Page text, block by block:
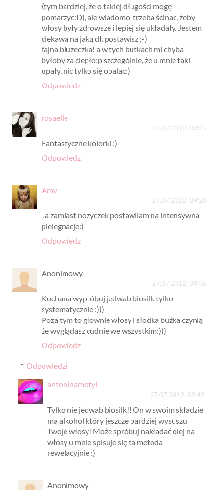
(tym bardziej, że o takiej długości mogę
pomarzyc:D), ale wiadomo, trzeba ścinac, żeby
włosy były zdrowsze i lepiej się układały. Jestem
ciekawa na jaką dł. postawisz ;-)
fajna bluzeczka! a w tych butkach mi chyba
byłoby za ciepło;p szczególnie, że u mnie taki
upały, nic tylko się opalac:)
Odpowiedz
rosaelle
27.07.2012, 09:25
Fantastyczne kolorki :)
Odpowiedz
Amy
27.07.2012, 09:28
Ja zamiast nozyczek postawilam na intensywna
pielegnacje:)
Odpowiedz
Anonimowy
27.07.2012, 09:36
Kochana wypróbuj jedwab biosilk tylko
systematycznie :)))
Poza tym to głownie włosy i słodka buźka czynią
że wyglądasz cudnie we wszystkim:)))
Odpowiedz
Odpowiedzi
antoninamotyl
27.07.2012, 09:49
Tylko nie jedwab biosilk!! On w swoim składzie
ma alkohol który jeszcze bardziej wysuszu
Twoje włosy! Może spróbuj nakładać olej na
włosy u mnie spisuje się ta metoda
rewelacyjnie :)
Anonimowy